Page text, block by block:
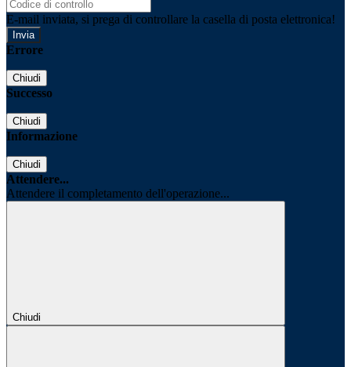
E-mail inviata, si prega di controllare la casella di posta elettronica!
Errore
Chiudi
Successo
Chiudi
Informazione
Chiudi
Attendere...
Attendere il completamento dell'operazione...
Chiudi